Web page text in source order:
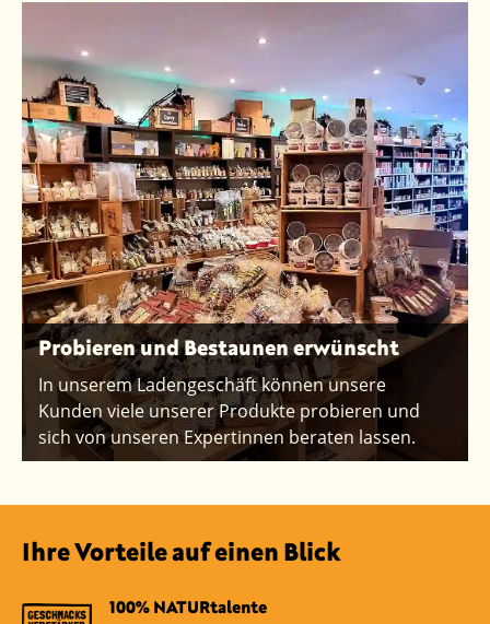
Probieren und Bestaunen erwünscht
In unserem Ladengeschäft können unsere
Kunden viele unserer Produkte probieren und
sich von unseren Expertinnen beraten lassen.
Ihre Vorteile auf einen Blick
100% NATURtalente